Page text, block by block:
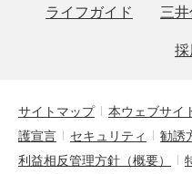
ライフガイド
三
サイトマップ 本ウェブサイ
護宣言
セキュリティ 勧誘
利益相反管理方針（概要）